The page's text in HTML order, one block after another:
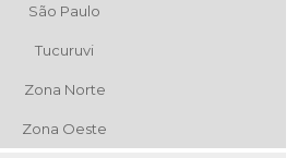
São Paulo
Tucuruvi
Zona Norte
Zona Oeste